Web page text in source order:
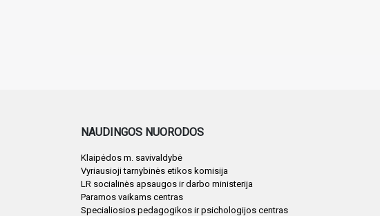
NAUDINGOS NUORODOS
Klaipėdos m. savivaldybė
Vyriausioji tarnybinės etikos komisija
LR socialinės apsaugos ir darbo ministerija
Paramos vaikams centras
Specialiosios pedagogikos ir psichologijos centras